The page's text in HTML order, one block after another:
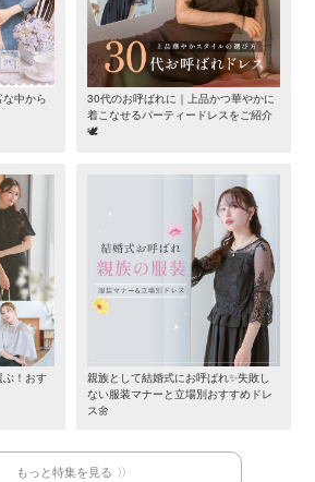
中から
30代のお呼ばれに｜上品かつ華やかに
着こなせるパーティードレスをご紹介
🕊️
ぶ！おす
親族として結婚式にお呼ばれ✨失敗し
ない服装マナーと立場別おすすめドレ
ス🌼
もっと特集を見る